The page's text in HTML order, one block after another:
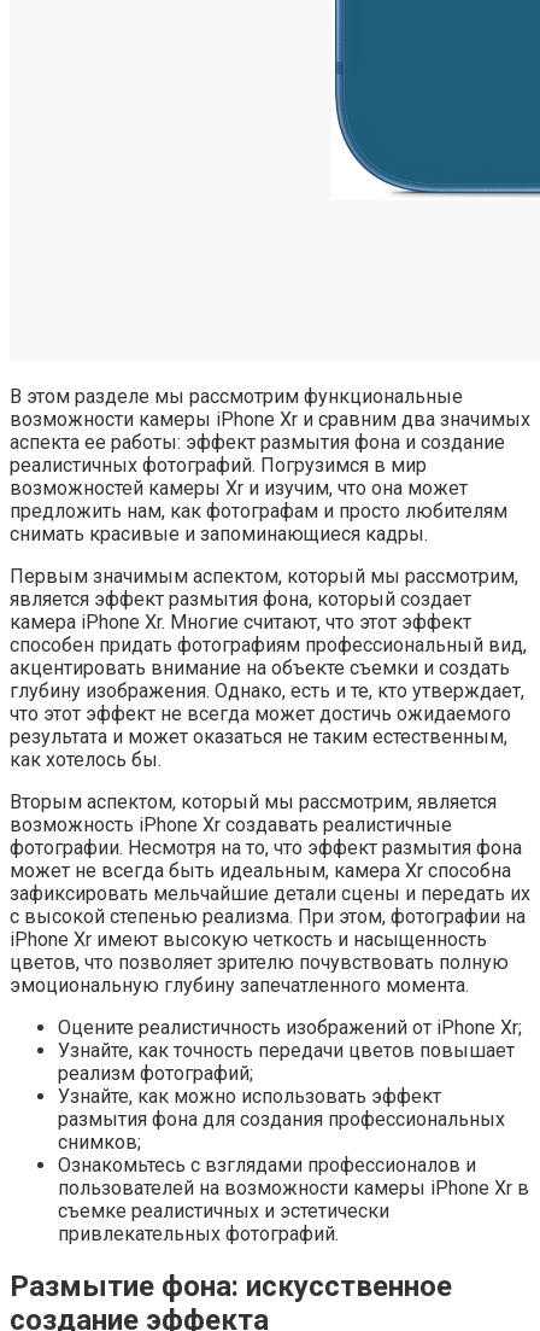
В этом разделе мы рассмотрим функциональные
возможности камеры iPhone Xr и сравним два значимых
аспекта ее работы: эффект размытия фона и создание
реалистичных фотографий. Погрузимся в мир
возможностей камеры Xr и изучим, что она может
предложить нам, как фотографам и просто любителям
снимать красивые и запоминающиеся кадры.
Первым значимым аспектом, который мы рассмотрим,
является эффект размытия фона, который создает
камера iPhone Xr. Многие считают, что этот эффект
способен придать фотографиям профессиональный вид,
акцентировать внимание на объекте съемки и создать
глубину изображения. Однако, есть и те, кто утверждает,
что этот эффект не всегда может достичь ожидаемого
результата и может оказаться не таким естественным,
как хотелось бы.
Вторым аспектом, который мы рассмотрим, является
возможность iPhone Xr создавать реалистичные
фотографии. Несмотря на то, что эффект размытия фона
может не всегда быть идеальным, камера Xr способна
зафиксировать мельчайшие детали сцены и передать их
с высокой степенью реализма. При этом, фотографии на
iPhone Xr имеют высокую четкость и насыщенность
цветов, что позволяет зрителю почувствовать полную
эмоциональную глубину запечатленного момента.
Оцените реалистичность изображений от iPhone Xr;
Узнайте, как точность передачи цветов повышает
реализм фотографий;
Узнайте, как можно использовать эффект
размытия фона для создания профессиональных
снимков;
Ознакомьтесь с взглядами профессионалов и
пользователей на возможности камеры iPhone Xr в
съемке реалистичных и эстетически
привлекательных фотографий.
Размытие фона: искусственное
создание эффекта